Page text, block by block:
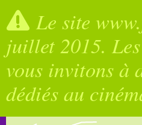
Le site
juillet 2015.
vous invitons à
dédiés au